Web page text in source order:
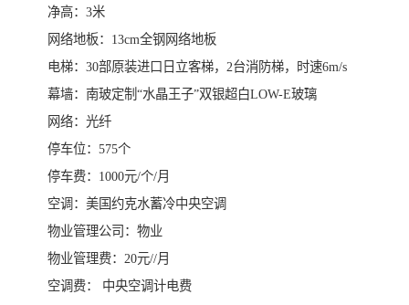
净高：3米
网络地板：13cm全钢网络地板
电梯：30部原装进口日立客梯，2台消防梯，时速6m/s
幕墙：南玻定制“水晶王子”双银超白LOW-E玻璃
网络：光纤
停车位：575个
停车费：1000元/个/月
空调：美国约克水蓄冷中央空调
物业管理公司：物业
物业管理费：20元//月
空调费： 中央空调计电费